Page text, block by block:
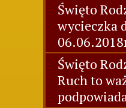
Święto
wycieczka
Święto
Ruch to